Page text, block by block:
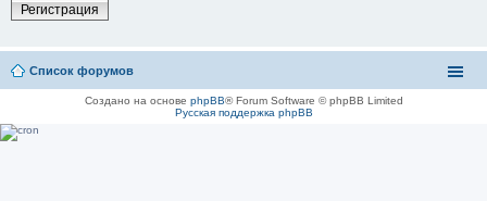
Регистрация
Список форумов
Создано на основе phpBB® Forum Software © phpBB Limited
Русская поддержка phpBB